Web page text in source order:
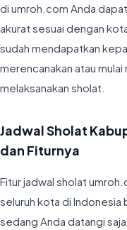
di umroh.com Anda
akurat sesuai dengan
sudah mendapatkan
merencanakan atau mulai
melaksanakan sholat.
Jadwal Sholat
dan Fiturnya
Fitur jadwal sholat
seluruh kota di Indonesia
sedang Anda datangi